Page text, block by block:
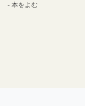
本をよむ